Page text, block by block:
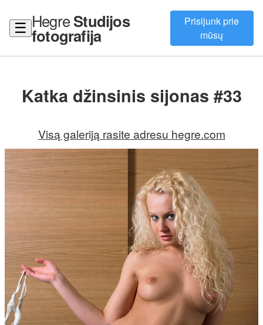
☰ HegreStudijos
fotografija
Prisijunk prie
mūsų
Katka džinsinis sijonas #33
Visą galeriją rasite adresu hegre.com